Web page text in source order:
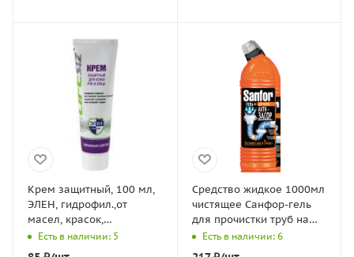
Крем защитный, 100 мл,
ЭЛЕН, гидрофил.,от
масел, красок,
смазок,извести, цемента
1/10/100
Есть в наличии: 5
Средство жидкое 1000мл
чистящее Санфор-гель
для прочистки труб на
кухне 1/10
Есть в наличии: 6